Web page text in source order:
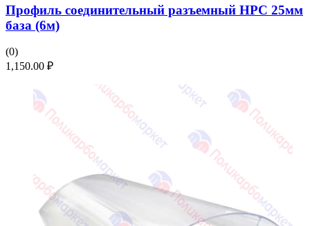
Профиль соединительный разъемный НРС 25мм
база (6м)
(0)
1,150.00 ₽